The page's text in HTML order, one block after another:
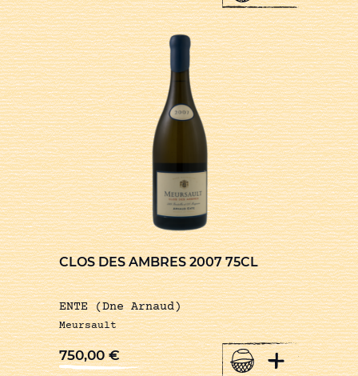
CLOS DES AMBRES 2007 75CL
ENTE (Dne Arnaud)
Meursault
750,00€ +